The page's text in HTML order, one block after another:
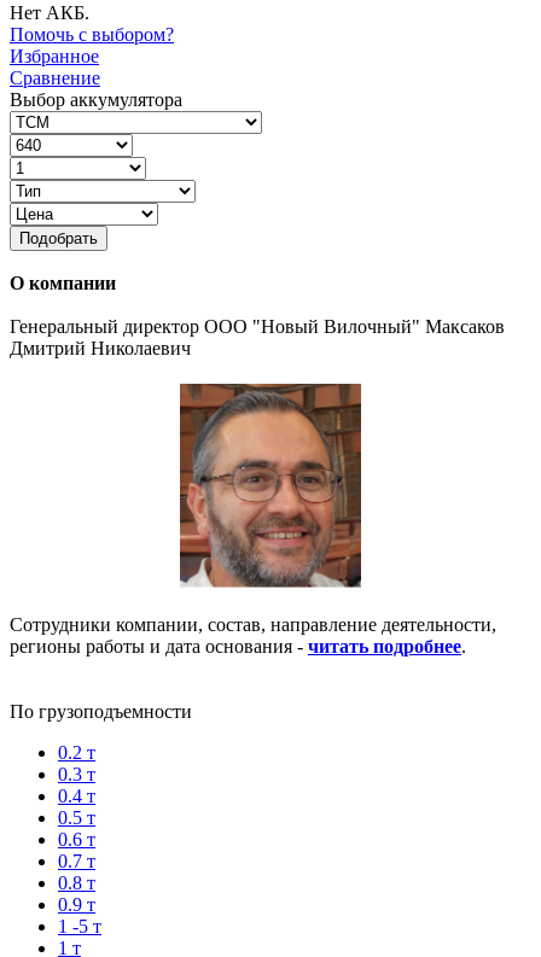
Нет АКБ.
Помочь с выбором?
Избранное
Сравнение
Выбор аккумулятора
Подобрать
О компании
Генеральный директор ООО "Новый Вилочный" Максаков
Дмитрий Николаевич
Сотрудники компании, состав, направление деятельности,
регионы работы и дата основания - читать подробнее.
По грузоподъемности
0.2 т
0.3 т
0.4 т
0.5 т
0.6 т
0.7 т
0.8 т
0.9 т
1 -5 т
1 т